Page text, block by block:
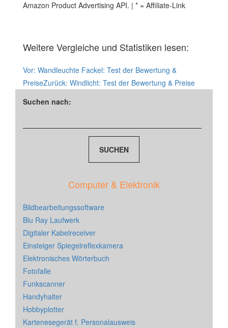
Amazon Product Advertising API. | * = Affiliate-Link
Weitere Vergleiche und Statistiken lesen:
Vor: Wandleuchte Fackel: Test der Bewertung &
PreiseZurück: Windlicht: Test der Bewertung & Preise
Suchen nach:
Computer & Elektronik
Bildbearbeitungssoftware
Blu Ray Laufwerk
Digitaler Kabelreceiver
Einsteiger Spiegelreflexkamera
Elektronisches Wörterbuch
Fotofalle
Funkscanner
Handyhalter
Hobbyplotter
Kartenesegerät f. Personalausweis